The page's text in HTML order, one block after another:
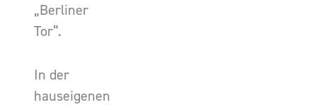
„Berliner
Tor”.
In der
hauseigenen